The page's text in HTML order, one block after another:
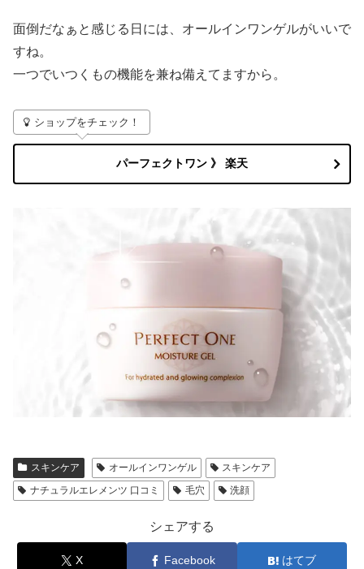
面倒だなぁと感じる日には、オールインワンゲルがいいで
すね。
一つでいつくもの機能を兼ね備えてますから。
ショップをチェック！
パーフェクトワン 》 楽天
スキンケア オールインワンゲル
スキンケア
ナチュラルエレメンツ 口コミ
毛穴 洗顔
シェアする
X Facebook はてブ